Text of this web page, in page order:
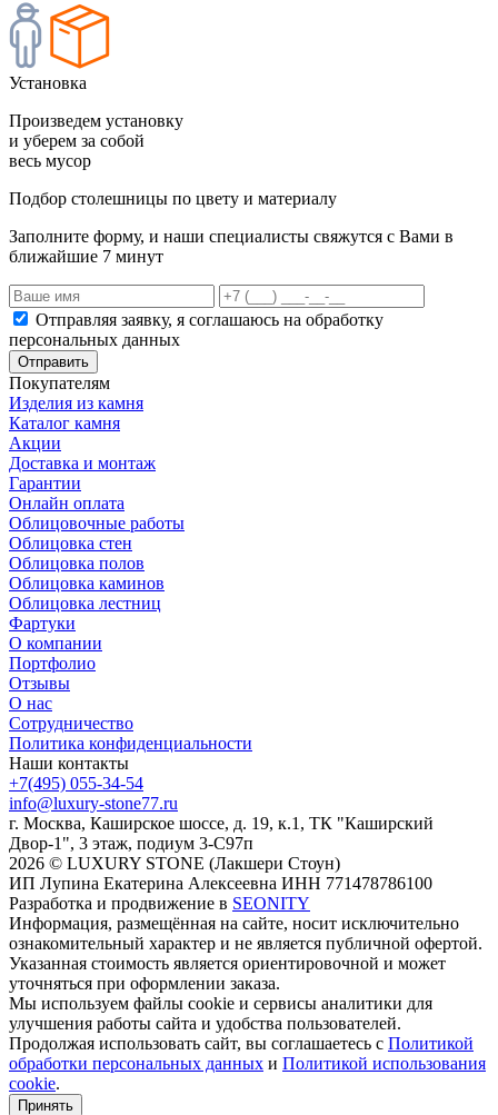
Установка
Произведем установку
и уберем за собой
весь мусор
Подбор столешницы по цвету и материалу
Заполните форму, и наши специалисты свяжутся с Вами в
ближайшие 7 минут
Отправляя заявку, я соглашаюсь на обработку
персональных данных
Отправить
Покупателям
Изделия из камня
Каталог камня
Акции
Доставка и монтаж
Гарантии
Онлайн оплата
Облицовочные работы
Облицовка стен
Облицовка полов
Облицовка каминов
Облицовка лестниц
Фартуки
О компании
Портфолио
Отзывы
О нас
Сотрудничество
Политика конфиденциальности
Наши контакты
+7(495) 055-34-54
info@luxury-stone77.ru
г. Москва, Каширское шоссе, д. 19, к.1, ТК "Каширский
Двор-1", 3 этаж, подиум 3-С97п
2026 © LUXURY STONE (Лакшери Стоун)
ИП Лупина Екатерина Алексеевна ИНН 771478786100
Разработка и продвижение в SEONITY
Информация, размещённая на сайте, носит исключительно
ознакомительный характер и не является публичной офертой.
Указанная стоимость является ориентировочной и может
уточняться при оформлении заказа.
Мы используем файлы cookie и сервисы аналитики для
улучшения работы сайта и удобства пользователей.
Продолжая использовать сайт, вы соглашаетесь с Политикой
обработки персональных данных и Политикой использования
cookie.
Принять